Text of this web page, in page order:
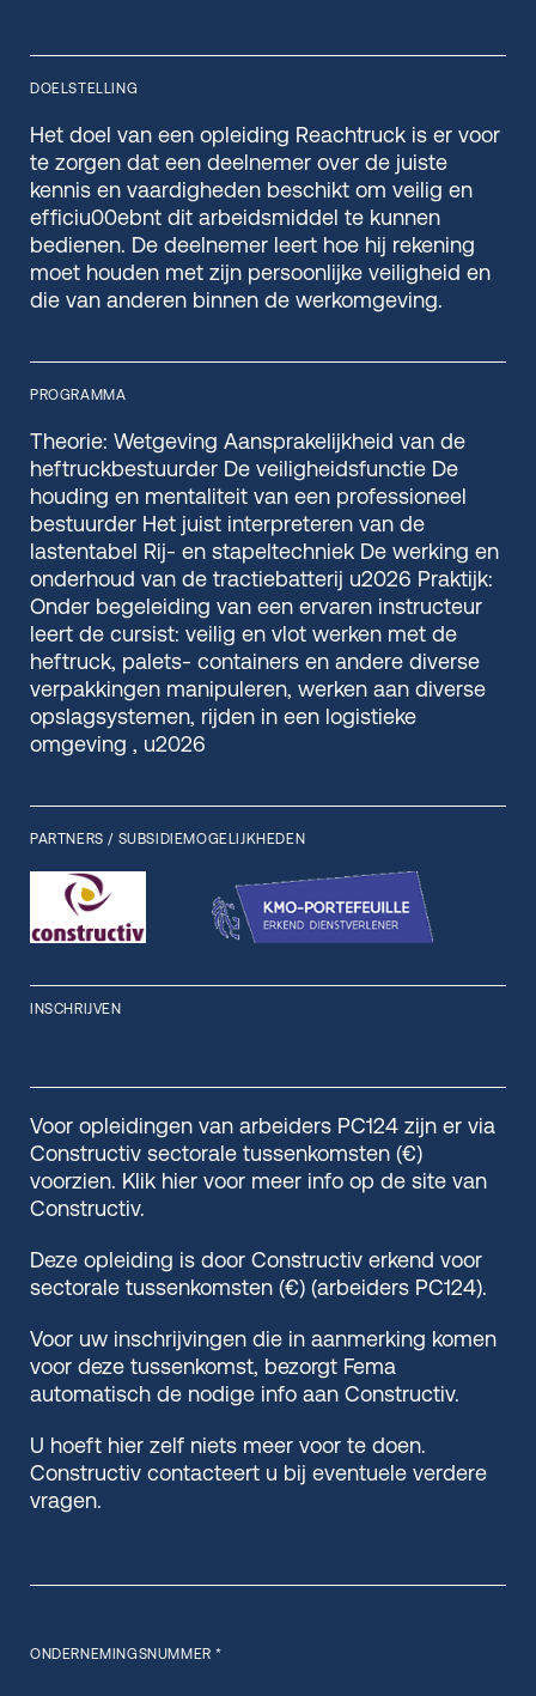
DOELSTELLING
Het doel van een opleiding Reachtruck is er voor
te zorgen dat een deelnemer over de juiste
kennis en vaardigheden beschikt om veilig en
efficiu00ebnt dit arbeidsmiddel te kunnen
bedienen. De deelnemer leert hoe hij rekening
moet houden met zijn persoonlijke veiligheid en
die van anderen binnen de werkomgeving.
PROGRAMMA
Theorie: Wetgeving Aansprakelijkheid van de
heftruckbestuurder De veiligheidsfunctie De
houding en mentaliteit van een professioneel
bestuurder Het juist interpreteren van de
lastentabel Rij- en stapeltechniek De werking en
onderhoud van de tractiebatterij u2026 Praktijk:
Onder begeleiding van een ervaren instructeur
leert de cursist: veilig en vlot werken met de
heftruck, palets- containers en andere diverse
verpakkingen manipuleren, werken aan diverse
opslagsystemen, rijden in een logistieke
omgeving , u2026
PARTNERS / SUBSIDIEMOGELIJKHEDEN
INSCHRIJVEN
Voor opleidingen van arbeiders PC124 zijn er via
Constructiv sectorale tussenkomsten (€)
voorzien. Klik hier voor meer info op de site van
Constructiv.
Deze opleiding is door Constructiv erkend voor
sectorale tussenkomsten (€) (arbeiders PC124).
Voor uw inschrijvingen die in aanmerking komen
voor deze tussenkomst, bezorgt Fema
automatisch de nodige info aan Constructiv.
U hoeft hier zelf niets meer voor te doen.
Constructiv contacteert u bij eventuele verdere
vragen.
ONDERNEMINGSNUMMER *